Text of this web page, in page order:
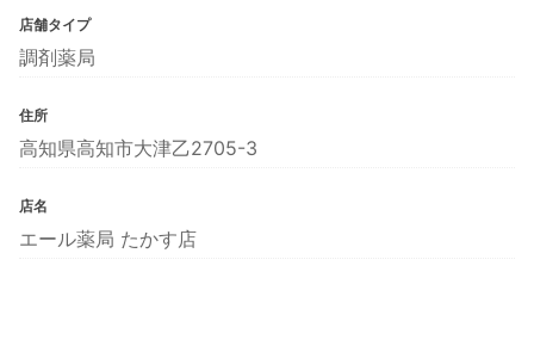
店舗タイプ
調剤薬局
住所
高知県高知市大津乙2705-3
店名
エール薬局 たかす店